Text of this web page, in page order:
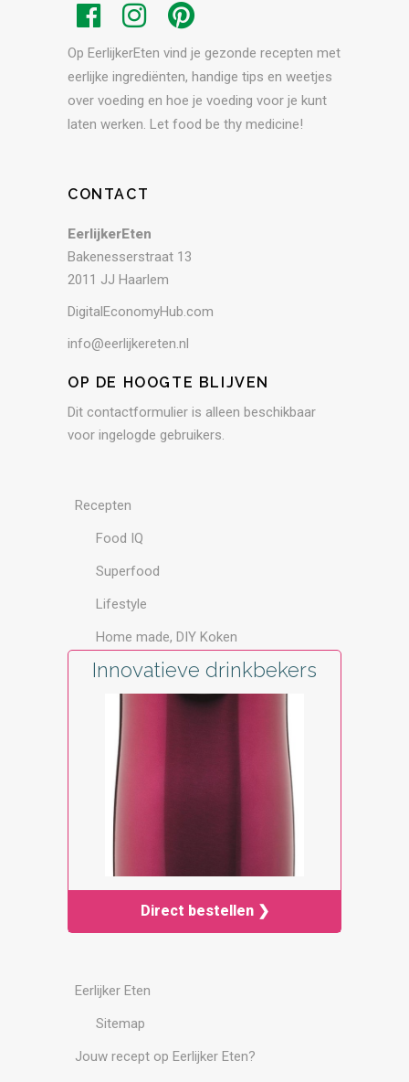
Op EerlijkerEten vind je gezonde recepten met
eerlijke ingrediënten, handige tips en weetjes
over voeding en hoe je voeding voor je kunt
laten werken. Let food be thy medicine!
CONTACT
EerlijkerEten
Bakenesserstraat 13
2011 JJ Haarlem
DigitalEconomyHub.com
info@eerlijkereten.nl
OP DE HOOGTE BLIJVEN
Dit contactformulier is alleen beschikbaar
voor ingelogde gebruikers.
Recepten
Food IQ
Superfood
Lifestyle
Home made, DIY Koken
Innovatieve drinkbekers
Direct bestellen ❯
Eerlijker Eten
Sitemap
Jouw recept op Eerlijker Eten?